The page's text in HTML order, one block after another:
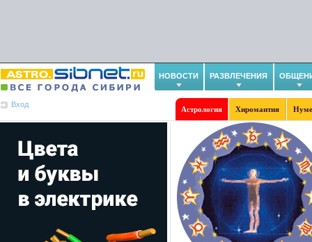
НОВОСТИ РАЗВЛЕЧЕНИЯ
Вход
Астрология Хиромантия